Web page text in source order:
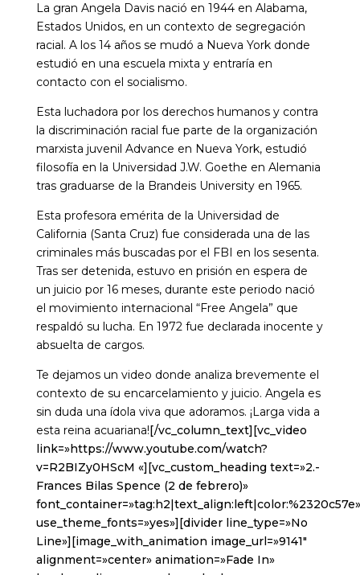
La gran Angela Davis nació en 1944 en Alabama,
Estados Unidos, en un contexto de segregación
racial. A los 14 años se mudó a Nueva York donde
estudió en una escuela mixta y entraría en
contacto con el socialismo.
Esta luchadora por los derechos humanos y contra
la discriminación racial fue parte de la organización
marxista juvenil Advance en Nueva York, estudió
filosofía en la Universidad J.W. Goethe en Alemania
tras graduarse de la Brandeis University en 1965.
Esta profesora emérita de la Universidad de
California (Santa Cruz) fue considerada una de las
criminales más buscadas por el FBI en los sesenta.
Tras ser detenida, estuvo en prisión en espera de
un juicio por 16 meses, durante este periodo nació
el movimiento internacional “Free Angela” que
respaldó su lucha. En 1972 fue declarada inocente y
absuelta de cargos.
Te dejamos un video donde analiza brevemente el
contexto de su encarcelamiento y juicio. Angela es
sin duda una ídola viva que adoramos. ¡Larga vida a
esta reina acuariana! [/vc_column_text][vc_video
link=»https://www.youtube.com/watch?
v=R2BIZy0HScM «][vc_custom_heading text=»2.-
Frances Bilas Spence (2 de febrero)»
font_container=»tag:h2|text_align:left|color:%2320c57e»
use_theme_fonts=»yes»][divider line_type=»No
Line»][image_with_animation image_url=»9141″
alignment=»center» animation=»Fade In»